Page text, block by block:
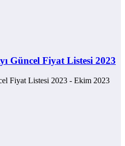
Güncel Fiyat Listesi 2023
Fiyat Listesi 2023 - Ekim 2023